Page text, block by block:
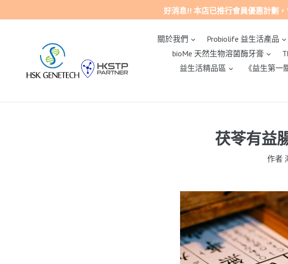
至
好消息!! 本店已推行會員優惠計劃，會員
關於我們 展開Probiolife 益生活產品
bioMe 天然生物溶菌酶牙膏
展開
益生活精品區
展開 《益生第一
茯苓有益
作者